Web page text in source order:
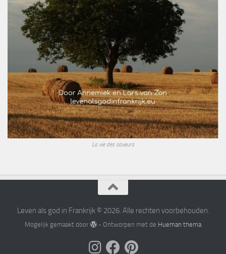
La vie des saveurs
Leven als god in Frankrijk © 2026. Alle rechten voorbehouden.
Mogelijk gemaakt door - Ontworpen met de Hueman thema